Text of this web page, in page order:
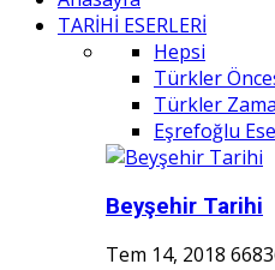
TARİHİ ESERLERİ
Hepsi
Türkler
Türkler
Eşrefoğlu
Beyşehir Tarihi
Tem 14, 2018